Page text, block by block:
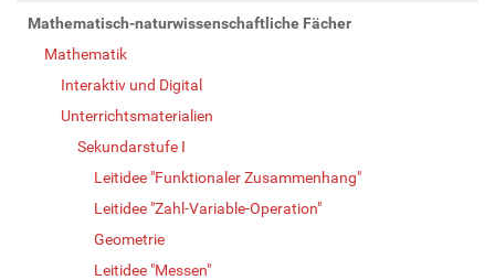
Mathematisch-naturwissenschaftliche Fächer
Mathematik
Interaktiv und Digital
Unterrichtsmaterialien
Sekundarstufe I
Leitidee "Funktionaler Zusammenhang"
Leitidee "Zahl-Variable-Operation"
Geometrie
Leitidee "Messen"